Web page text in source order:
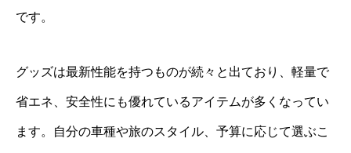
です。
グッズは最新性能を持つものが続々と出ており、軽量で
省エネ、安全性にも優れているアイテムが多くなってい
ます。自分の車種や旅のスタイル、予算に応じて選ぶこ